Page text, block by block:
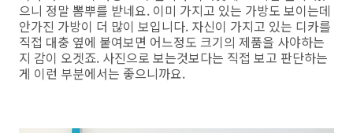
으니 정말 뽐뿌를 받네요. 이미 가지고 있는 가방도 보이는데
안가진 가방이 더 많이 보입니다. 자신이 가지고 있는 디카를
직접 대충 옆에 붙여보면 어느정도 크기의 제품을 사야하는
지 감이 오겟죠. 사진으로 보는것보다는 직접 보고 판단하는
게 이런 부분에서는 좋으니까요.